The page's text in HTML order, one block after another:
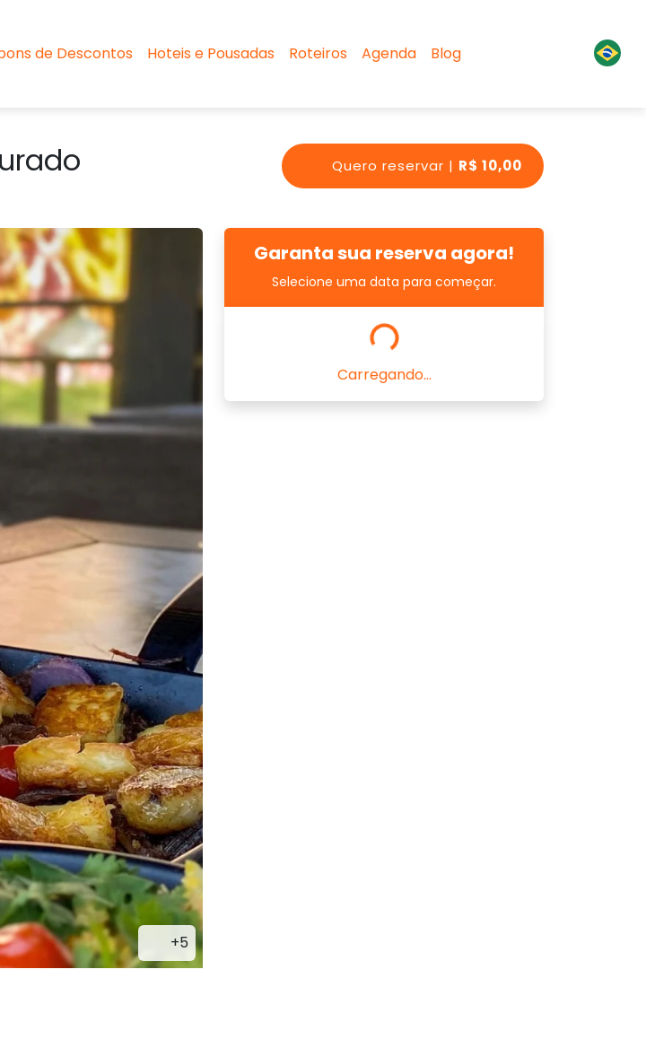
de Descontos Hoteis e Pousadas Roteiros Agenda Blog
Quero reservar | R$ 10,00
+5
Garanta sua reserva agora!
Selecione uma data para começar.
Carregando...